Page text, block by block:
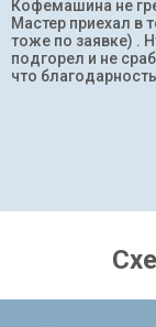
Кофемашина не
Мастер приехал в
тоже по заявке) .
подгорел и не
что